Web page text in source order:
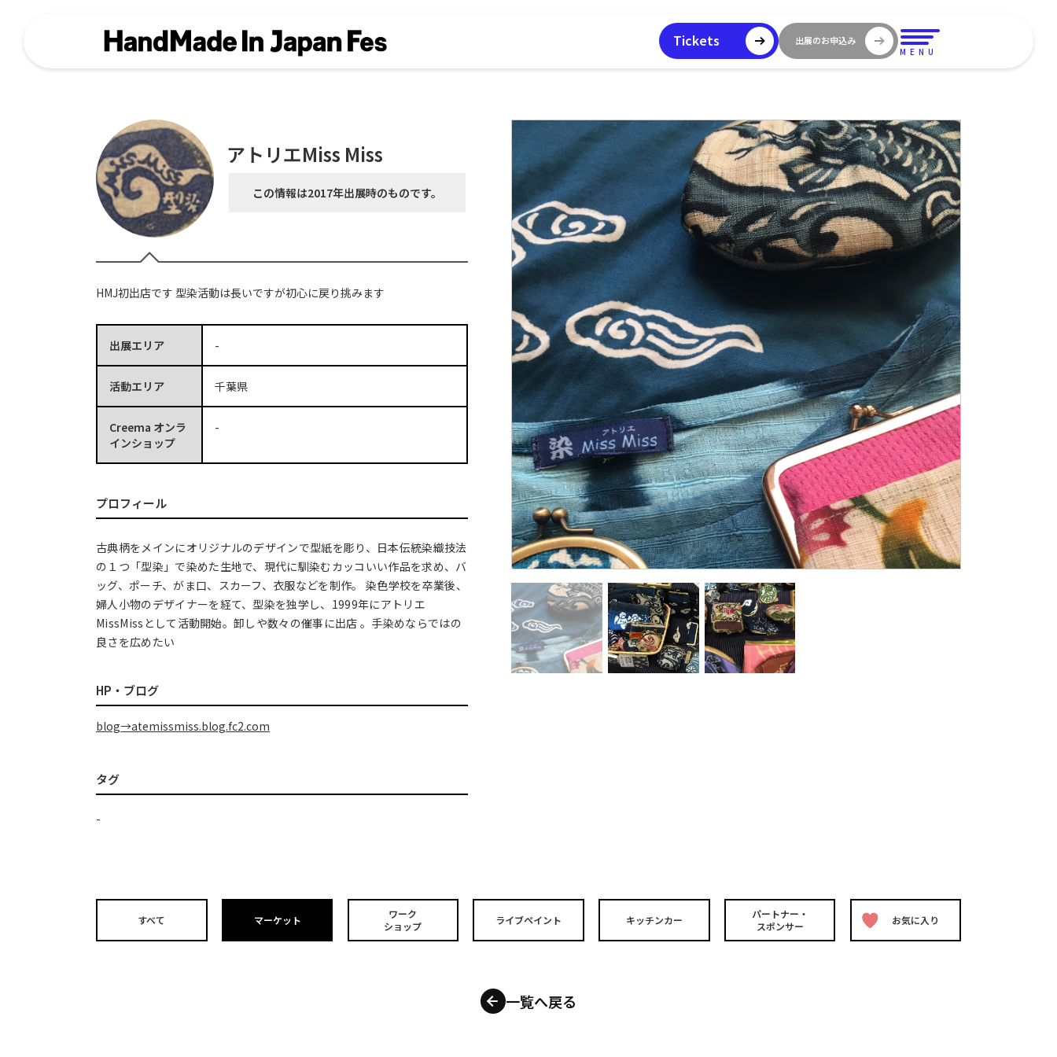
Tickets 出展のお申込み
MENU
アトリエMiss Miss
この情報は2017年出展時のものです。
HMJ初出店です 型染活動は長いですが初心に戻り挑みます
出展エリア -
活動エリア 千葉県
Creema オンラ
インショップ
-
プロフィール
古典柄をメインにオリジナルのデザインで型紙を彫り、日本伝統染織技法
の１つ「型染」で染めた生地で、現代に馴染むカッコいい作品を求め、バ
ッグ、ポーチ、がま口、スカーフ、衣服などを制作。 染色学校を卒業後、
婦人小物のデザイナーを経て、型染を独学し、1999年にアトリエ
MissMissとして活動開始。卸しや数々の催事に出店 。手染めならではの
良さを広めたい
HP・ブログ
blog→atemissmiss.blog.fc2.com
タグ
-
すべて マーケット
ワーク
ショップ
ライブペイント キッチンカー
パートナー・
スポンサー
お気に入り
一覧へ戻る